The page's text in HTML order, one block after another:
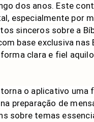
dos anos. Este
especialmente por
sinceros sobre a
base exclusiva nas
clara e fiel
o aplicativo uma
preparação de
sobre temas